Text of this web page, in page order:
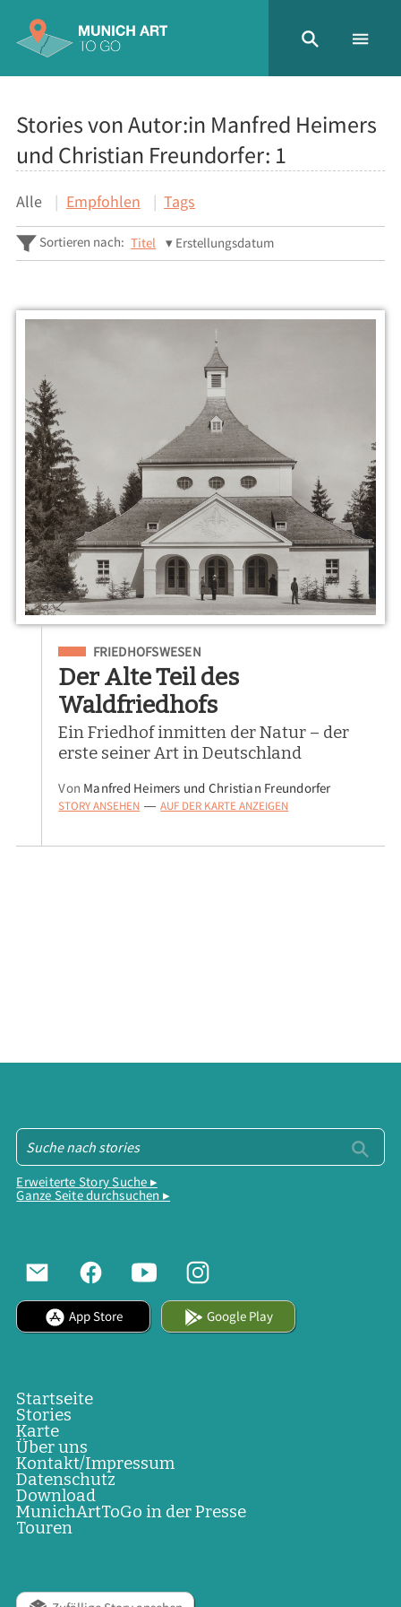
Stories von Autor:in Manfred Heimers
und Christian Freundorfer: 1
Alle Empfohlen Tags
Sortieren nach: Titel Erstellungsdatum
Eingeordnet unter
FRIEDHOFSWESEN
Der Alte Teil des
Waldfriedhofs
Ein Friedhof inmitten der Natur – der
erste seiner Art in Deutschland
Von Manfred Heimers und Christian Freundorfer
STORY ANSEHEN — AUF DER KARTE ANZEIGEN
Erweiterte Story Suche ▸
Ganze Seite durchsuchen ▸
App Store Google Play
Startseite
Stories
Karte
Über uns
Kontakt/Impressum
Datenschutz
Download
MunichArtToGo in der Presse
Touren